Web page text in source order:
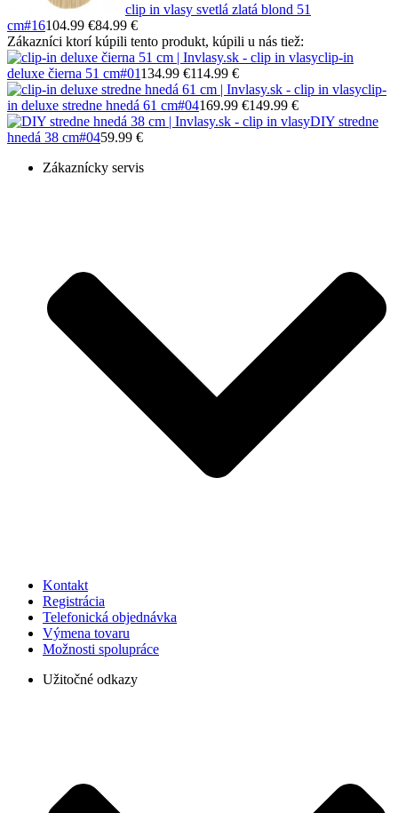
clip in vlasy svetlá zlatá blond 51
cm#16104.99 €84.99 €
Zákazníci ktorí kúpili tento produkt, kúpili u nás tiež:
clip-in
deluxe čierna 51 cm#01134.99 €114.99 €
clip-
in deluxe stredne hnedá 61 cm#04169.99 €149.99 €
DIY stredne
hnedá 38 cm#0459.99 €
Zákaznícky servis
Kontakt
Registrácia
Telefonická objednávka
Výmena tovaru
Možnosti spolupráce
Užitočné odkazy